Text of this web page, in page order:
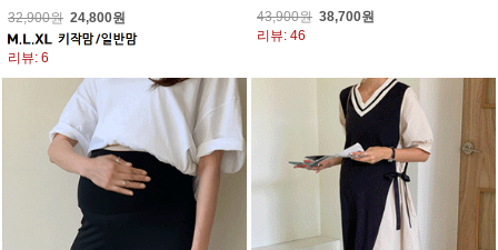
32,900원 24,800원
리뷰: 6
43,900원 38,700원
리뷰: 46